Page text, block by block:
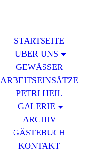
STARTSEITE
ÜBER UNS
GEWÄSSER
ARBEITSEINSÄTZE
PETRI HEIL
GALERIE
ARCHIV
GÄSTEBUCH
KONTAKT